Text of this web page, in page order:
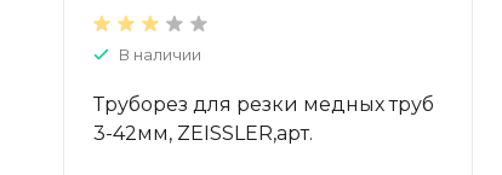
В наличии
Труборез для резки медных труб
3-42мм, ZEISSLER,арт.